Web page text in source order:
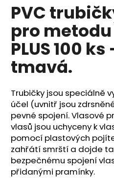
produktu
je
5
hvězdiček.
PVC
pro metodu
PLUS 100
tmavá.
Trubičky jsou speciálně
účel (uvnitř jsou
pevné spojení. Vlasové
vlasů jsou uchyceny k
pomocí plastových
zahřátí smrští a dojde
bezpečnému spojení
přidanými pramínky.
– MÍRNÉ OBLOUKOVÉ LEPÍCÍ
NA PARUKY A VLASOVÉ SYSTÉMY